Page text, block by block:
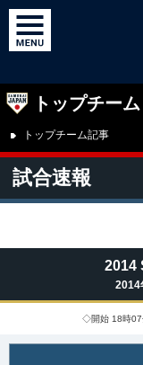
トップチーム
トップチーム記事
試合速報
2014
2014
◇開始 18時07